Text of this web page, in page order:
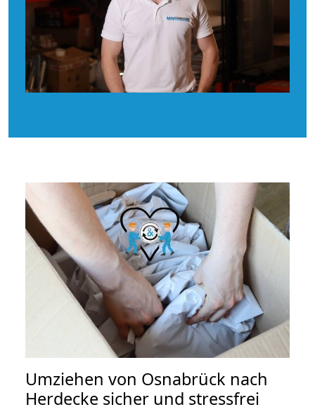
Umziehen von Osnabrück nach
Herdecke sicher und stressfrei